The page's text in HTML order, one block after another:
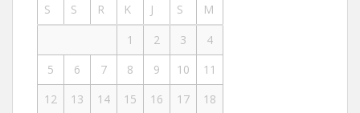
S
S R K J S
M
1
2 3
4
5
6 7 8 9 10
11
12
13 14 15 16 17
18